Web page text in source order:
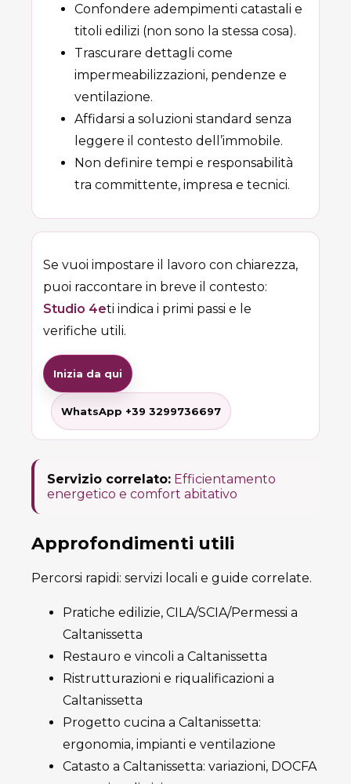
Confondere adempimenti catastali e
titoli edilizi (non sono la stessa cosa).
Trascurare dettagli come
impermeabilizzazioni, pendenze e
ventilazione.
Affidarsi a soluzioni standard senza
leggere il contesto dell’immobile.
Non definire tempi e responsabilità
tra committente, impresa e tecnici.
Se vuoi impostare il lavoro con chiarezza,
puoi raccontare in breve il contesto:
Studio 4eti indica i primi passi e le
verifiche utili.
Inizia da qui
WhatsApp +39 3299736697
Servizio correlato: Efficientamento
energetico e comfort abitativo
Approfondimenti utili
Percorsi rapidi: servizi locali e guide correlate.
Pratiche edilizie, CILA/SCIA/Permessi a
Caltanissetta
Restauro e vincoli a Caltanissetta
Ristrutturazioni e riqualificazioni a
Caltanissetta
Progetto cucina a Caltanissetta:
ergonomia, impianti e ventilazione
Catasto a Caltanissetta: variazioni, DOCFA